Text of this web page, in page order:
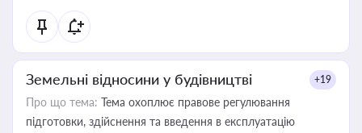
Земельні відносини у будівництві +19
Про що тема: Тема охоплює правове регулювання
підготовки, здійснення та введення в експлуатацію